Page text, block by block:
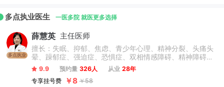
多点执业医生 一医多院 就医更多选择
多点执业
薛慧英 主任医师
擅长：失眠、抑郁、焦虑、青少年心理、精神分裂、头痛头
晕、躁郁症、强迫症、恐惧症、双相情感障碍、精神障碍、
酒精依赖、青少年儿童群体厌学、叛逆、注意力缺陷、学习
困难、学习焦虑、多动症、抽动症、自闭症、网络成瘾、家
庭关系改善、社交恐惧、创伤治疗等。
9.9 预约量 326人 从业 28年
专享挂号费
￥8 ￥58